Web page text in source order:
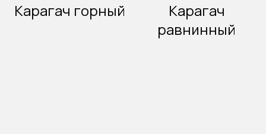
Карагач горный
Карагач
равнинный